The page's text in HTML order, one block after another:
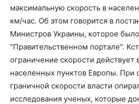
максимальную скорость в
км/час. Об этом говорится в
Министров Украины, которое
"Правительственном портале".
ограничение скорости действует
населенных пунктов Европы. При
граничной скорости власти
исследования ученых, которые